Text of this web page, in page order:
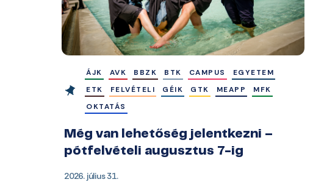
ÁJK AVK BBZK BTK CAMPUS
EGYETEM
ETK
FELVÉTELI GÉIK GTK MEAPP
MFK
OKTATÁS
Még van lehetőség jelentkezni –
pótfelvételi augusztus 7-ig
2026. július 31.